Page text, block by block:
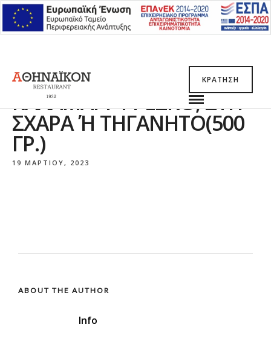
ΚΡΆΤΗΣΗ
ΚΑΛΑΜΆΡΙ ΦΡΈΣΚΟ, ΣΤΗ
ΣΧΆΡΑ Ή ΤΗΓΑΝΗΤΌ(500 Γ
Ρ.)
19 ΜΑΡΤΊΟΥ, 2023
ABOUT THE AUTHOR
Info